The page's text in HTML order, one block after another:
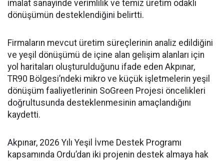
imalat sanayinde verimlilik ve temiz üretim odaklı
dönüşümün desteklendiğini belirtti.
Firmaların mevcut üretim süreçlerinin analiz edildiğini
ve yeşil dönüşümü de içine alan gelişim alanları için
yol haritaları oluşturulduğunu ifade eden Akpınar,
TR90 Bölgesi’ndeki mikro ve küçük işletmelerin yeşil
dönüşüm faaliyetlerinin SoGreen Projesi öncelikleri
doğrultusunda desteklenmesinin amaçlandığını
kaydetti.
Akpınar, 2026 Yılı Yeşil İvme Destek Programı
kapsamında Ordu’dan iki projenin destek almaya hak